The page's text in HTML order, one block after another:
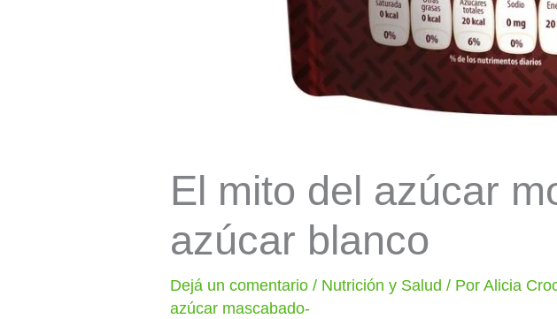
El mito del azúcar
azúcar blanco
Dejá un comentario / Nutrición y Salud / PorAlicia
azúcar mascabado-